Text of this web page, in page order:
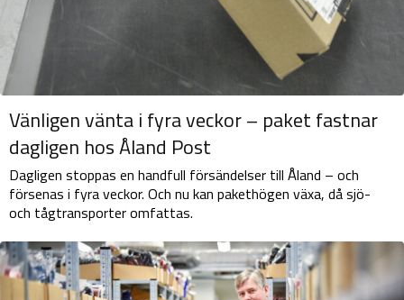
Vänligen vänta i fyra veckor – paket fastnar
dagligen hos Åland Post
Dagligen stoppas en handfull försändelser till Åland – och
försenas i fyra veckor. Och nu kan pakethögen växa, då sjö-
och tågtransporter omfattas.